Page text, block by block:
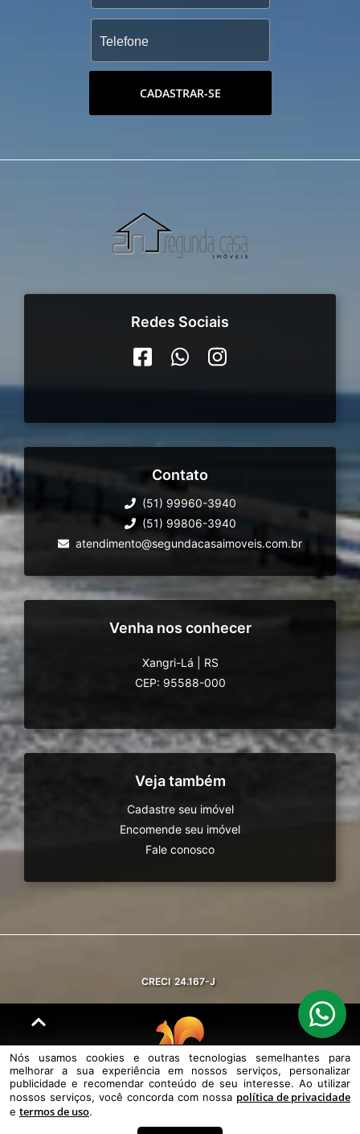
CADASTRAR-SE
Redes Sociais
Contato
(51) 99960-3940
(51) 99806-3940
atendimento@segundacasaimoveis.com.br
Venha nos conhecer
Xangri-Lá
RS
CEP: 95588-000
Veja também
Cadastre seu imóvel
Encomende seu imóvel
Fale conosco
CRECI 24.167-J
© DESENVOLVIDO PELAAGIL.NET
Nós usamos cookies e outras tecnologias semelhantes para melhorar a
sua experiência em nossos serviços, personalizar publicidade e
Nós usamos cookies e outras tecnologias semelhantes para
melhorar a sua experiência em nossos serviços, personalizar
publicidade e recomendar conteúdo de seu interesse. Ao utilizar
nossos serviços, você concorda com nossa política de privacidade
e termos de uso.